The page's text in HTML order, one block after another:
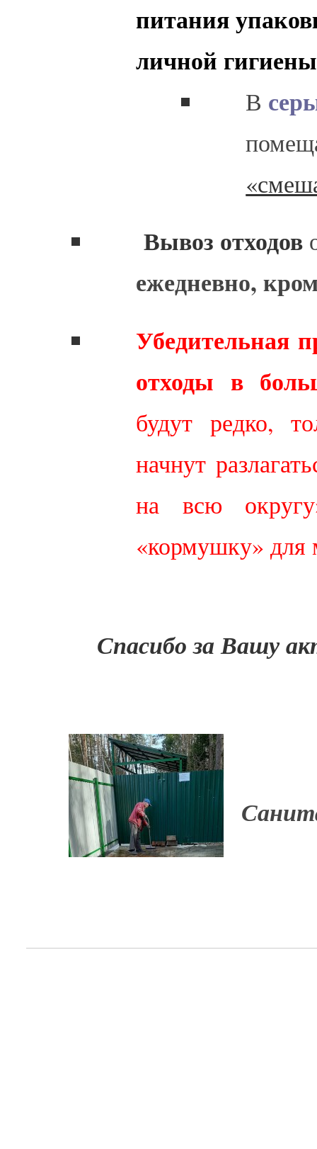
питания
личной
В
Вывоз отходов
ежедневно,
Убедительная
отходы в
будут редко,
начнут
на всю
«кормушку»
Спасибо за Вашу